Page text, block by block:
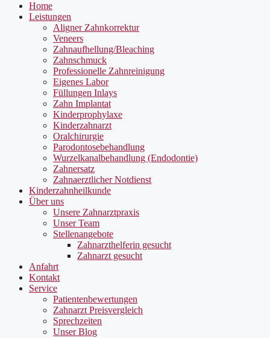
Home
Leistungen
Aligner Zahnkorrektur
Veneers
Zahnaufhellung/Bleaching
Zahnschmuck
Professionelle Zahnreinigung
Eigenes Labor
Füllungen Inlays
Zahn Implantat
Kinderprophylaxe
Kinderzahnarzt
Oralchirurgie
Parodontosebehandlung
Wurzelkanalbehandlung (Endodontie)
Zahnersatz
Zahnaerztlicher Notdienst
Kinderzahnheilkunde
Über uns
Unsere Zahnarztpraxis
Unser Team
Stellenangebote
Zahnarzthelferin gesucht
Zahnarzt gesucht
Anfahrt
Kontakt
Service
Patientenbewertungen
Zahnarzt Preisvergleich
Sprechzeiten
Unser Blog